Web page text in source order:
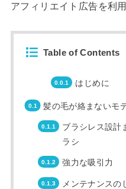
アフィリエイト広告を利
Table of Contents
はじめに
髪の毛が絡まないモ
ブラシレス設計
ラシ
強力な吸引力
メンテナンスの